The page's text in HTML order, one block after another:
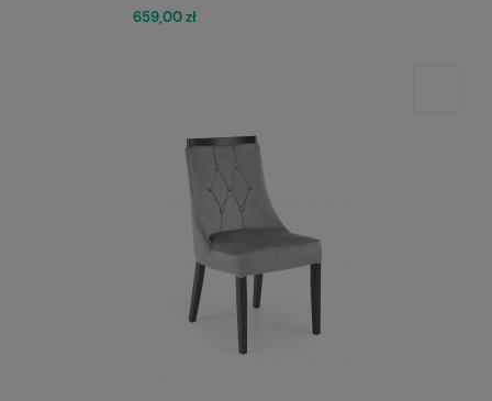
659,00 zł